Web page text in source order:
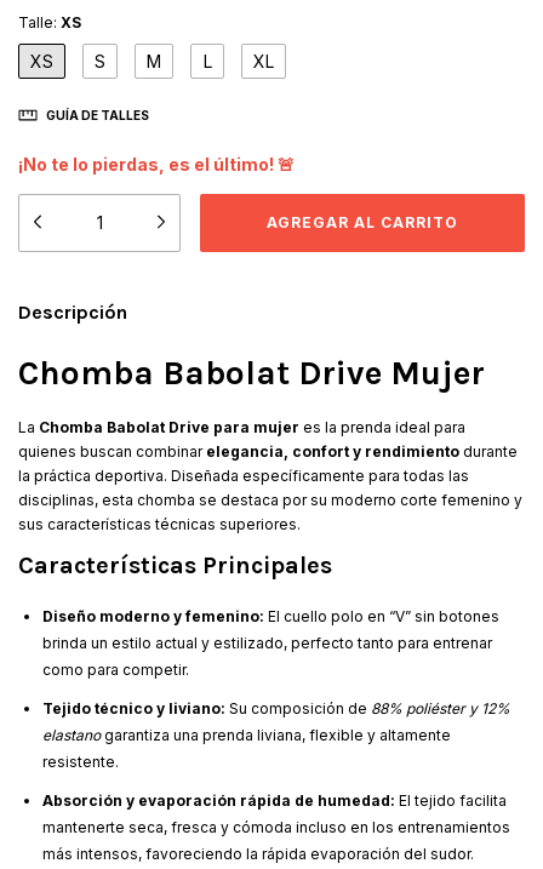
Talle: XS
XS S M L XL
GUÍA DE TALLES
¡No te lo pierdas, es el último! 🚨
Descripción
Chomba Babolat Drive Mujer
La Chomba Babolat Drive para mujer es la prenda ideal para
quienes buscan combinar elegancia, confort y rendimiento durante
la práctica deportiva. Diseñada específicamente para todas las
disciplinas, esta chomba se destaca por su moderno corte femenino y
sus características técnicas superiores.
Características Principales
Diseño moderno y femenino: El cuello polo en “V” sin botones
brinda un estilo actual y estilizado, perfecto tanto para entrenar
como para competir.
Tejido técnico y liviano: Su composición de 88% poliéster y 12%
elastanogarantiza una prenda liviana, flexible y altamente
resistente.
Absorción y evaporación rápida de humedad: El tejido facilita
mantenerte seca, fresca y cómoda incluso en los entrenamientos
más intensos, favoreciendo la rápida evaporación del sudor.